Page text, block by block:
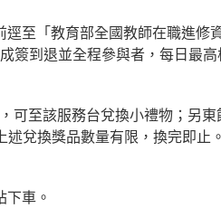
至「教育部全國教師在職進修資
簽到退並全程參與者，每日最
可至該服務台兌換小禮物；另東
兌換獎品數量有限，換完即止。
車。